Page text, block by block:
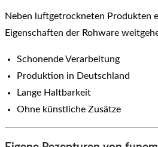
Neben luftgetrockneten
Eigenschaften der Rohware
Schonende Verarbeitung
Produktion in Deutschland
Lange Haltbarkeit
Ohne künstliche Zusätze